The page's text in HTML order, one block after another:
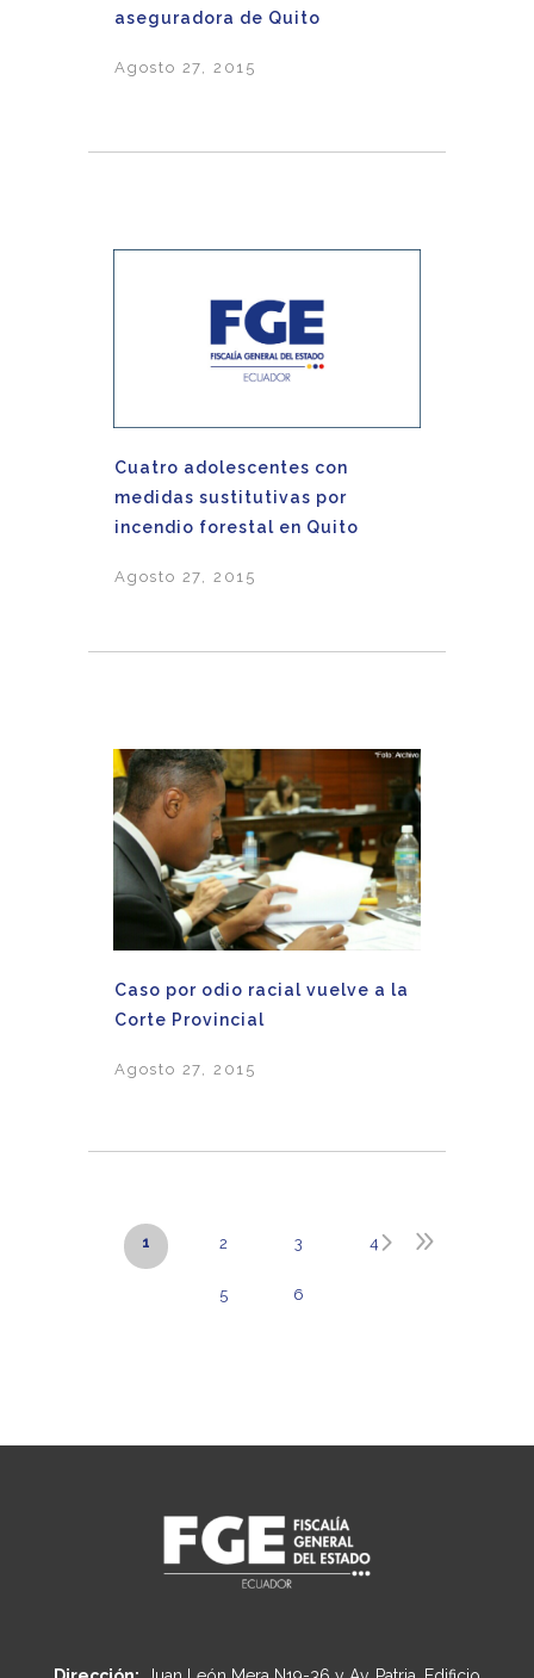
aseguradora de Quito
Agosto 27, 2015
Cuatro adolescentes con
medidas sustitutivas por
incendio forestal en Quito
Agosto 27, 2015
Caso por odio racial vuelve a la
Corte Provincial
Agosto 27, 2015
1 2 3 4
5 6